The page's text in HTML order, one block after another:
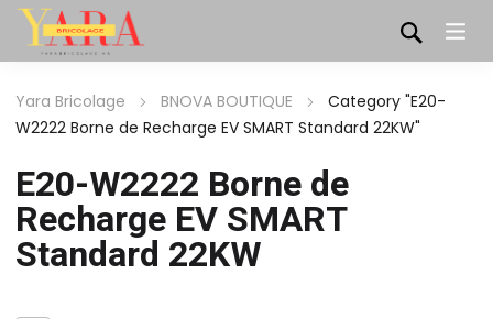
Yara Bricolage BNOVA BOUTIQUE
Category "E20-
W2222 Borne de Recharge EV SMART Standard 22KW"
E20-W2222 Borne de
Recharge EV SMART
Standard 22KW